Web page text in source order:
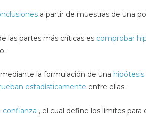
a partir de muestras de una
las partes más críticas es comprobar
la formulación de una
estadísticamente entre ellas.
confianza , el cual define los límites